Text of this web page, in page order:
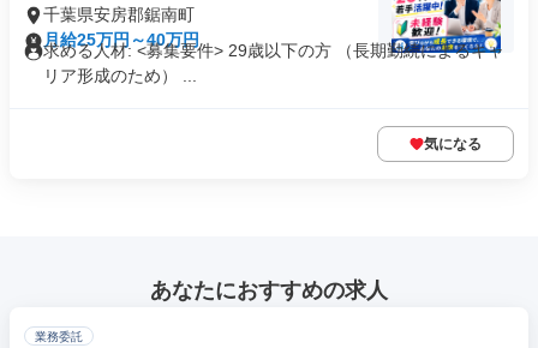
千葉県安房郡鋸南町
月給25万円～40万円
求める人材: <募集要件> 29歳以下の方 （長期勤続によるキャ
リア形成のため） ...
気になる
あなたにおすすめの求人
業務委託